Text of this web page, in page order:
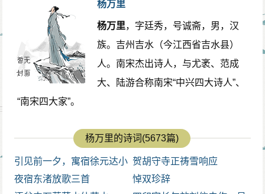
杨万里
杨万里，字廷秀，号诚斋，男，汉
族。吉州吉水（今江西省吉水县）
人。南宋杰出诗人，与尤袤、范成
大、陆游合称南宋“中兴四大诗人”、
“南宋四大家”。
杨万里的诗词(5673篇)
引见前一夕，寓宿徐元达小
楼，元达招符君俞
贺胡守寺正祷雪响应
夜宿东渚放歌三首
悼双珍辞